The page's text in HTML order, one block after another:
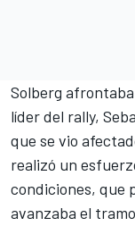
Solberg
líder del rally,
que se vio
realizó un
condiciones, que
avanzaba el